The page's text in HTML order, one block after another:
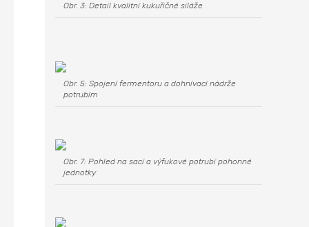
Obr. 3: Detail kvalitní kukuřičné siláže
Obr. 5: Spojení fermentoru a dohnívací nádrže
potrubím
Obr. 7: Pohled na sací a výfukové potrubí pohonné
jednotky